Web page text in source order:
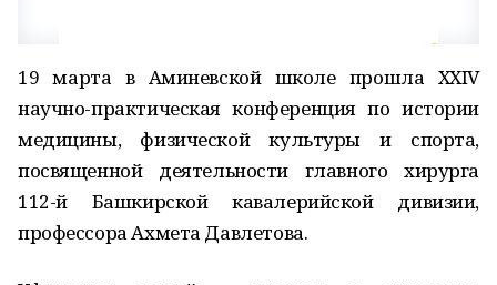
19 марта в Аминевской школе прошла XXIV
научно-практическая конференция по истории
медицины, физической культуры и спорта,
посвященной деятельности главного хирурга
112-й Башкирской кавалерийской дивизии,
профессора Ахмета Давлетова.